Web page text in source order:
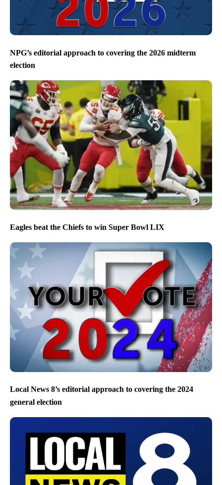
NPG’s editorial approach to covering the 2026 midterm
election
Eagles beat the Chiefs to win Super Bowl LIX
Local News 8’s editorial approach to covering the 2024
general election